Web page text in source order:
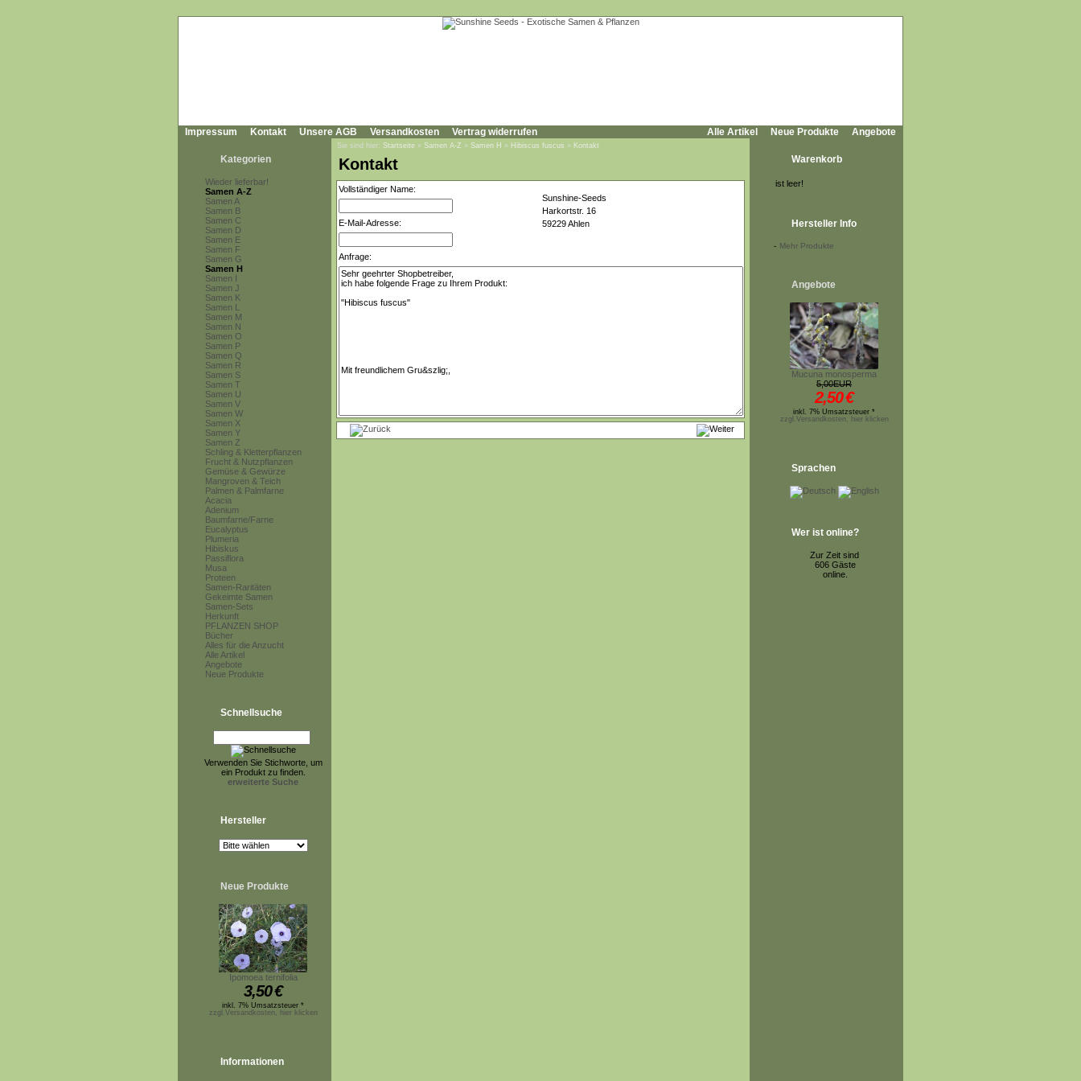
Impressum Kontakt Unsere AGB Versandkosten Vertrag widerrufen Alle Artikel Neue Produkte Angebote
Kategorien
Wieder lieferbar!
Samen A-Z
Samen A
Samen B
Samen C
Samen D
Samen E
Samen F
Samen G
Samen H
Samen I
Samen J
Samen K
Samen L
Samen M
Samen N
Samen O
Samen P
Samen Q
Samen R
Samen S
Samen T
Samen U
Samen V
Samen W
Samen X
Samen Y
Samen Z
Schling & Kletterpflanzen
Frucht & Nutzpflanzen
Gemüse & Gewürze
Mangroven & Teich
Palmen & Palmfarne
Acacia
Adenium
Baumfarne/Farne
Eucalyptus
Plumeria
Hibiskus
Passiflora
Musa
Proteen
Samen-Raritäten
Gekeimte Samen
Samen-Sets
Herkunft
PFLANZEN SHOP
Bücher
Alles für die Anzucht
Alle Artikel
Angebote
Neue Produkte
Schnellsuche
Verwenden Sie Stichworte, um
ein Produkt zu finden.
erweiterte Suche
Hersteller
Neue Produkte
Ipomoea ternifolia
3,50€
inkl. 7% Umsatzsteuer *
zzgl.Versandkosten, hier klicken
Informationen
Sie sind hier: Startseite » Samen A-Z » Samen H » Hibiscus fuscus » Kontakt
Kontakt
Vollständiger Name:
Sunshine-Seeds
Harkortstr. 16
59229 Ahlen
E-Mail-Adresse:
Anfrage:
Warenkorb
ist leer!
Hersteller Info
- Mehr Produkte
Angebote
Mucuna monosperma
5,00EUR
2,50€
inkl. 7% Umsatzsteuer *
zzgl.Versandkosten, hier klicken
Sprachen
Wer ist online?
Zur Zeit sind
606 Gäste
online.